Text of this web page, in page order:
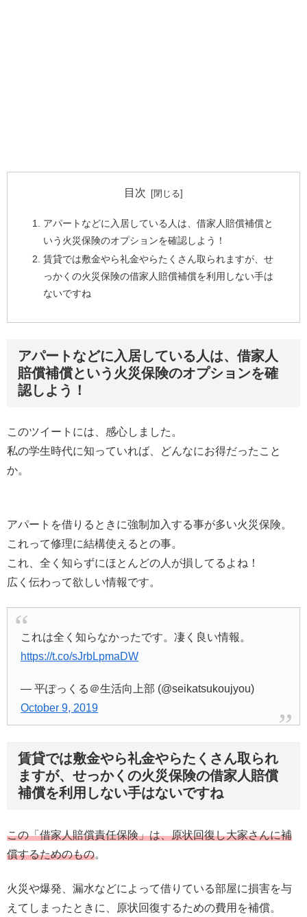
目次
アパートなどに入居している人は、借家人賠償補償と
いう火災保険のオプションを確認しよう！
賃貸では敷金やら礼金やらたくさん取られますが、せ
っかくの火災保険の借家人賠償補償を利用しない手は
ないですね
アパートなどに入居している人は、借家人
賠償補償という火災保険のオプションを確
認しよう！
このツイートには、感心しました。
私の学生時代に知っていれば、どんなにお得だったこと
か。
アパートを借りるときに強制加入する事が多い火災保険。
これって修理に結構使えるとの事。
これ、全く知らずにほとんどの人が損してるよね！
広く伝わって欲しい情報です。
これは全く知らなかったです。凄く良い情報。
https://t.co/sJrbLpmaDW
— 平ぽっくる＠生活向上部 (@seikatsukoujyou)
October 9, 2019
賃貸では敷金やら礼金やらたくさん取られ
ますが、せっかくの火災保険の借家人賠償
補償を利用しない手はないですね
この「借家人賠償責任保険」は、原状回復し大家さんに補
償するためのもの。
火災や爆発、漏水などによって借りている部屋に損害を与
えてしまったときに、原状回復するための費用を補償。